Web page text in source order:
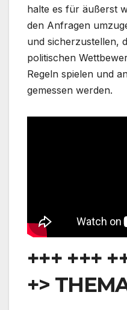
halte es für äußerst
den Anfragen
und sicherzustellen,
politischen
Regeln spielen und
gemessen werden.
+++ +++
+>